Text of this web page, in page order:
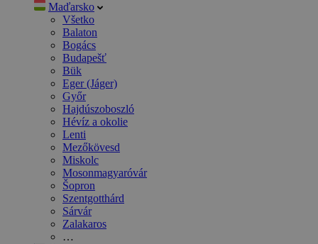
Maďarsko
Všetko
Balaton
Bogács
Budapešť
Bük
Eger (Jáger)
Győr
Hajdúszoboszló
Hévíz a okolie
Lenti
Mezőkövesd
Miskolc
Mosonmagyaróvár
Šopron
Szentgotthárd
Sárvár
Zalakaros
…